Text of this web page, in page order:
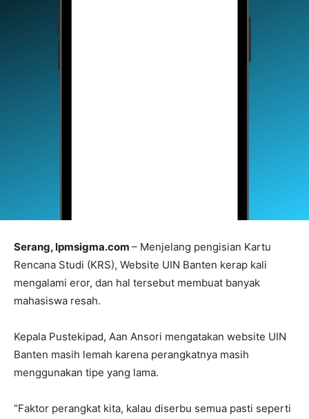
Serang, lpmsigma.com – Menjelang pengisian Kartu
Rencana Studi (KRS), Website UIN Banten kerap kali
mengalami eror, dan hal tersebut membuat banyak
mahasiswa resah.
Kepala Pustekipad, Aan Ansori mengatakan website UIN
Banten masih lemah karena perangkatnya masih
menggunakan tipe yang lama.
“Faktor perangkat kita, kalau diserbu semua pasti seperti